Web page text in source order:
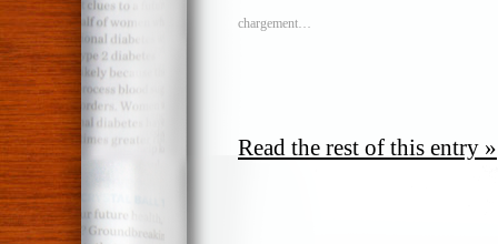
chargement…
Read the rest of this entry »